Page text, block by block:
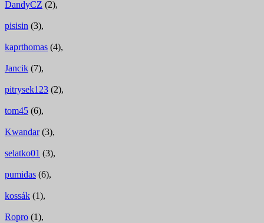
DandyCZ (2),
pisisin (3),
kaprthomas (4),
Jancik (7),
pitrysek123 (2),
tom45 (6),
Kwandar(3),
selatko01 (3),
pumidas (6),
kossák (1),
Ropro (1),